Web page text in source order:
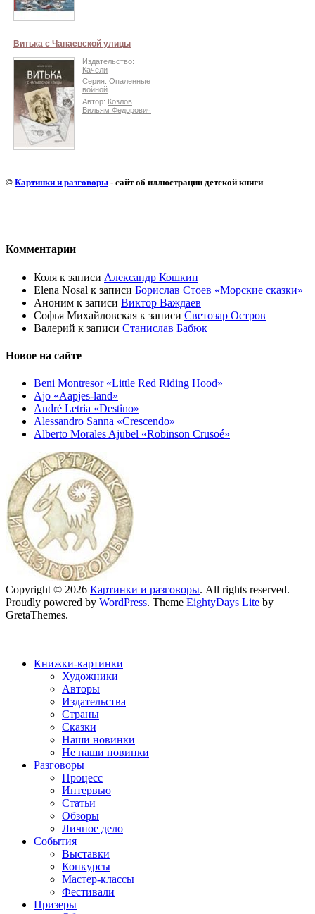
Витька с Чапаевской улицы
Издательство:
Качели
Серия: Опаленные
войной
Автор: Козлов
Вильям Федорович
© Картинки и разговоры - сайт об иллюстрации детской книги
Комментарии
Коля к записи Александр Кошкин
Elena Nosal к записи Борислав Стоев «Морские сказки»
Аноним к записи Виктор Важдаев
Софья Михайловская к записи Светозар Остров
Валерий к записи Станислав Бабюк
Новое на сайте
Beni Montresor «Little Red Riding Hood»
Ajo «Aapjes-land»
André Letria «Destino»
Alessandro Sanna «Crescendo»
Alberto Morales Ajubel «Robinson Crusoé»
Copyright © 2026 Картинки и разговоры. All rights reserved.
Proudly powered by WordPress. Theme EightyDays Lite by
GretaThemes.
Книжки-картинки
Художники
Авторы
Издательства
Страны
Сказки
Наши новинки
Не наши новинки
Разговоры
Процесс
Интервью
Статьи
Обзоры
Личное дело
События
Выставки
Конкурсы
Мастер-классы
Фестивали
Призеры